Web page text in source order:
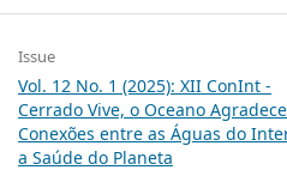
Issue
Vol. 12 No. 1 (2025): XII ConInt -
Cerrado Vive, o Oceano
Conexões entre as Águas do
a Saúde do Planeta